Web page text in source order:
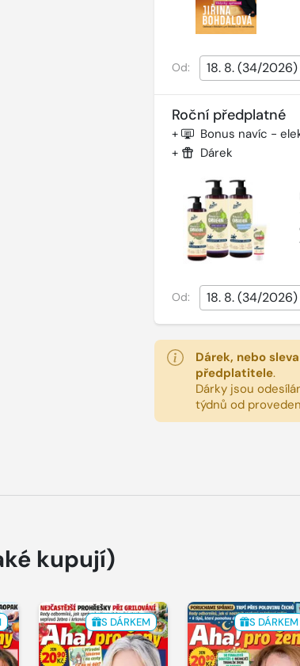
Od:
Roční předplatné
+ Bonus navíc -
+ Dárek
Od:
Dárek, nebo
předplatitele.
Dárky jsou
týdnů od
kupují)
S DÁRKEM S DÁRKEM